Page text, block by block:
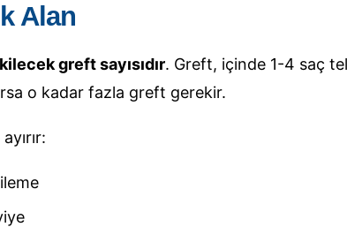
Alan
greft sayısıdır. Greft, içinde 1-4 saç
o kadar fazla greft gerekir.